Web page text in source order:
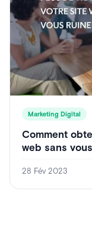
Marketing Digital
Comment
web sans
28 Fév 2023